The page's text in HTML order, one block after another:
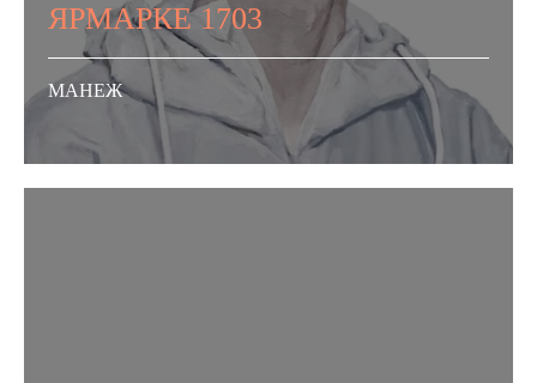
ЯРМАРКЕ 1703
МАНЕЖ